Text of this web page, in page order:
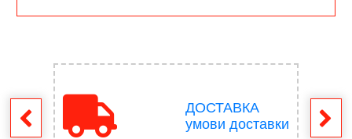
ДОСТАВКА
умови доставки